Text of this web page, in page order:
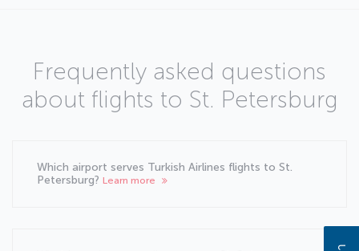
Frequently asked questions
about flights to St. Petersburg
Which airport serves Turkish Airlines flights to St.
Petersburg? Learn more